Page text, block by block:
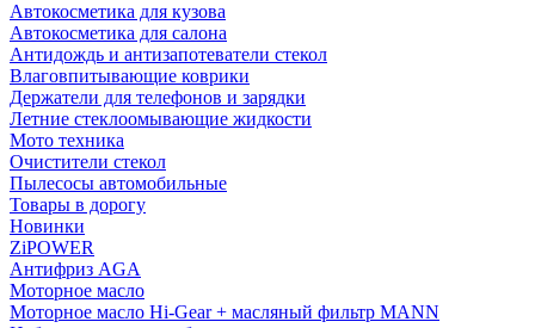
Автокосметика для кузова
Автокосметика для салона
Антидождь и антизапотеватели стекол
Влаговпитывающие коврики
Держатели для телефонов и зарядки
Летние стеклоомывающие жидкости
Мото техника
Очистители стекол
Пылесосы автомобильные
Товары в дорогу
Новинки
ZiPOWER
Антифриз AGA
Моторное масло
Моторное масло Hi-Gear + масляный фильтр MANN